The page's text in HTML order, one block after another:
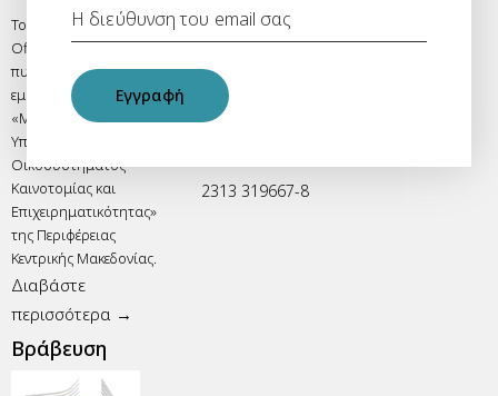
Το One Stop Liaison
Office αποτελεί κεντρικό
πυλώνα του
εμβληματικού έργου
«Μηχανισμός
Υποστήριξης
Οικοσυστήματος
Καινοτομίας και
Επιχειρηματικότητας»
της Περιφέρειας
Κεντρικής Μακεδονίας.
Διαβάστε
περισσότερα →
Βράβευση
RIS3 One Stop Liaison Office
Λεωφ. Βασιλίσσης Όλγας 198,
Τ.Κ. 546 55, Θεσσαλονίκη
2313 319667-8
Εγγραφή